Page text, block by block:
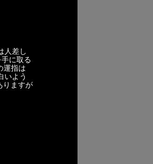
人差し
に取る
運指は
いよう
りますが